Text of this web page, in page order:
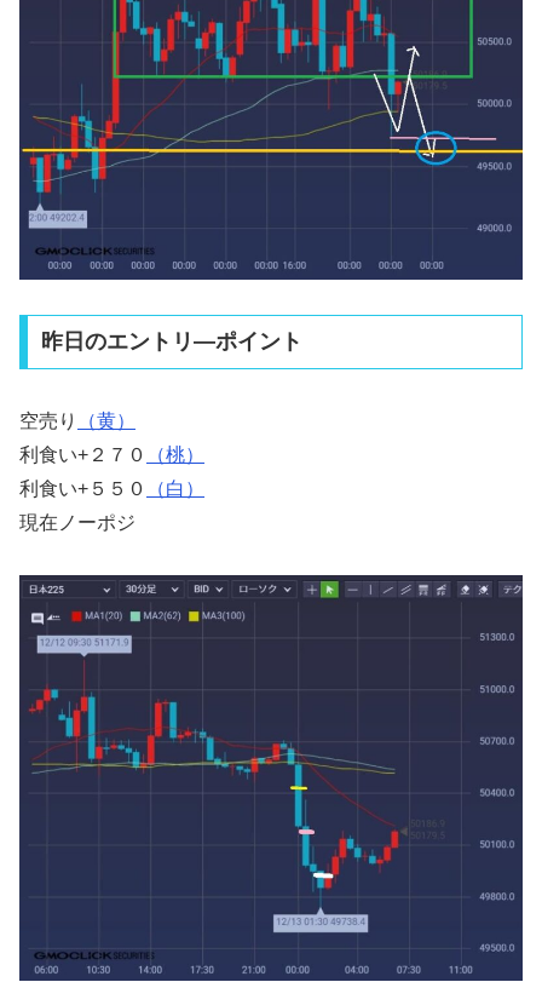
昨日のエントリ―ポイント
空売り
（黄）
利食い+２７０
（桃）
利食い+５５０
（白）
現在ノーポジ